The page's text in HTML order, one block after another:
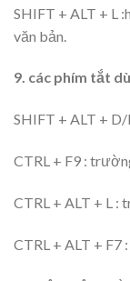
SHIFT + ALT + L
văn bản.
9. các phím tắt
SHIFT + ALT +
CTRL + F9 :
CTRL + ALT + L :
CTRL + ALT + F7